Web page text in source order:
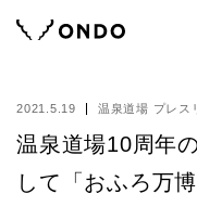
2021.5.19 温泉道場 プレス
温泉道場10周年
して「おふろ万